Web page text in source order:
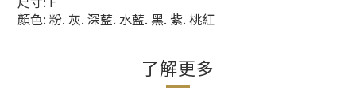
顏色: 粉. 灰. 深藍. 水藍. 黑. 紫. 桃紅
了解更多